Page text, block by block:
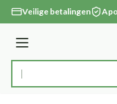
Ga naar de inhoud
Veilige betalingen
Menu
Product, merk,